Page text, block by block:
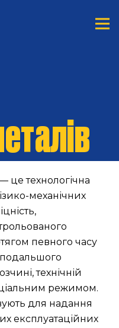
це технологічна
механічних
певного часу
подальшого
технічній
режимом.
для надання
експлуатаційних